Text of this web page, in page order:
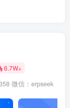
6.7W+
微信：erpseek